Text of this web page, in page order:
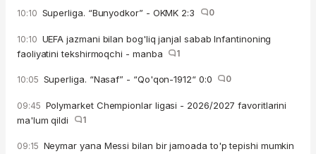
10:10 Superliga. “Bunyodkor” - OKMK 2:3 0
10:10 UEFA jazmani bilan bog'liq janjal sabab Infantinoning
faoliyatini tekshirmoqchi - manba
1
10:05 Superliga. “Nasaf” - “Qo'qon-1912“ 0:0 0
09:45 Polymarket Chempionlar ligasi - 2026/2027 favoritlarini
ma'lum qildi
1
09:15 Neymar yana Messi bilan bir jamoada to'p tepishi mumkin